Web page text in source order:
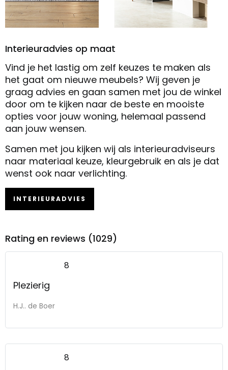
Interieuradvies op maat
Vind je het lastig om zelf keuzes te maken als
het gaat om nieuwe meubels? Wij geven je
graag advies en gaan samen met jou de winkel
door om te kijken naar de beste en mooiste
opties voor jouw woning, helemaal passend
aan jouw wensen.
Samen met jou kijken wij als interieuradviseurs
naar materiaal keuze, kleurgebruik en als je dat
wenst ook naar verlichting.
INTERIEURADVIES
Rating en reviews (1029)
8
Plezierig
H.J.. de Boer
8